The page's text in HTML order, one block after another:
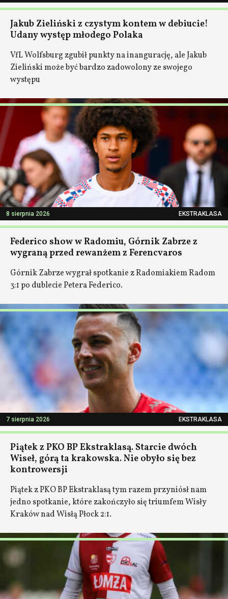
Jakub Zieliński z czystym kontem w debiucie!
Udany występ młodego Polaka
VfL Wolfsburg zgubił punkty na inangurację, ale Jakub
Zieliński może być bardzo zadowolony ze swojego
występu
8 sierpnia 2026 EKSTRAKLASA
Federico show w Radomiu, Górnik Zabrze z
wygraną przed rewanżem z Ferencvaros
Górnik Zabrze wygrał spotkanie z Radomiakiem Radom
3:1 po dublecie Petera Federico.
7 sierpnia 2026 EKSTRAKLASA
Piątek z PKO BP Ekstraklasą. Starcie dwóch
Wiseł, górą ta krakowska. Nie obyło się bez
kontrowersji
Piątek z PKO BP Ekstraklasą tym razem przyniósł nam
jedno spotkanie, które zakończyło się triumfem Wisły
Kraków nad Wisłą Płock 2:1.